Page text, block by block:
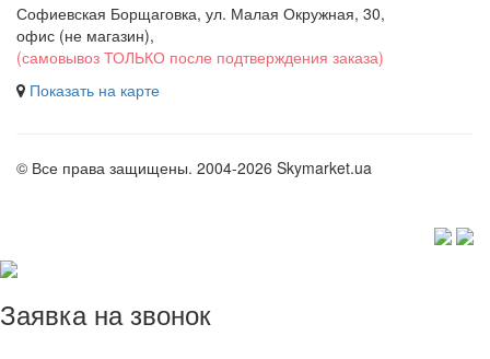
Софиевская Борщаговка, ул. Малая Окружная, 30,
офис (не магазин),
(самовывоз ТОЛЬКО после подтверждения заказа)
Показать на карте
© Все права защищены. 2004-2026 Skymarket.ua
Заявка на звонок